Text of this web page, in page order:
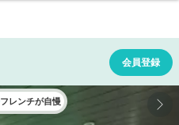
フレンチが自慢